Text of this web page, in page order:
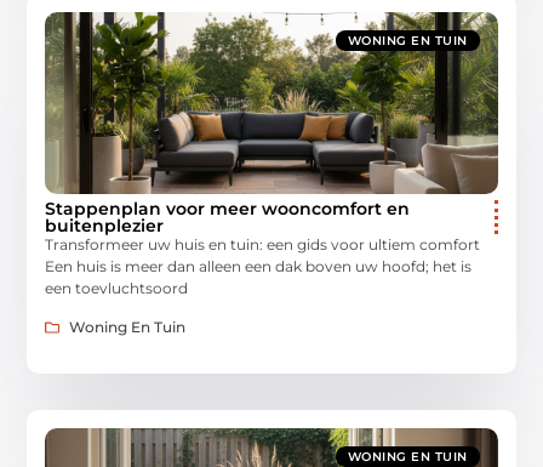
WONING EN TUIN
Stappenplan voor meer wooncomfort en
buitenplezier
Transformeer uw huis en tuin: een gids voor ultiem comfort
Een huis is meer dan alleen een dak boven uw hoofd; het is
een toevluchtsoord
Woning En Tuin
WONING EN TUIN